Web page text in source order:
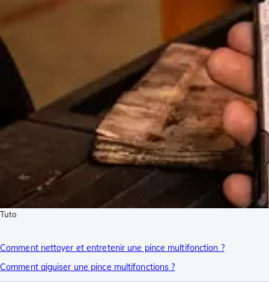
Tuto
Comment nettoyer et entretenir une pince multifonction ?
Comment aiguiser une pince multifonctions ?